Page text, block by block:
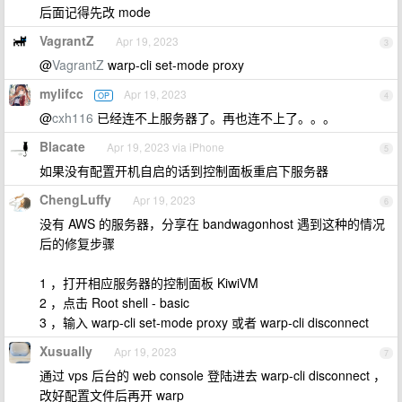
后面记得先改 mode
3
VagrantZ Apr 19, 2023
@VagrantZ warp-cli set-mode proxy
4
mylifcc OP Apr 19, 2023
@cxh116 已经连不上服务器了。再也连不上了。。。
5
Blacate Apr 19, 2023 via iPhone
如果没有配置开机自启的话到控制面板重启下服务器
6
ChengLuffy Apr 19, 2023
没有 AWS 的服务器，分享在 bandwagonhost 遇到这种的情况
后的修复步骤
1 ，打开相应服务器的控制面板 KiwiVM
2 ，点击 Root shell - basic
3 ，输入 warp-cli set-mode proxy 或者 warp-cli disconnect
7
Xusually Apr 19, 2023
通过 vps 后台的 web console 登陆进去 warp-cli disconnect ，
改好配置文件后再开 warp